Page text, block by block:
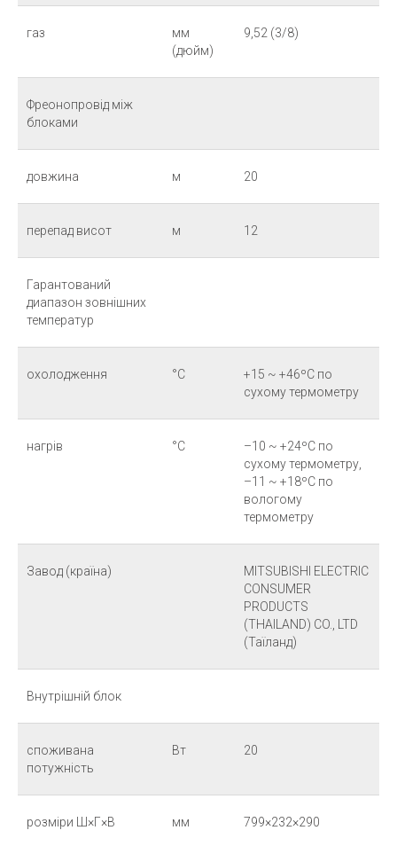
газ
мм
(дюйм)
9,52 (3/8)
Фреонопровід між
блоками
довжина м 20
перепад висот м 12
Гарантований
диапазон зовнішних
температур
охолодження °С
+15 ~ +46ºC по
сухому термометру
нагрів °С
–10 ~ +24ºC по
сухому термометру,
–11 ~ +18ºC по
вологому
термометру
Завод (країна)
MITSUBISHI ELECTRIC
CONSUMER
PRODUCTS
(THAILAND) CO., LTD
(Таїланд)
Внутрішній блок
споживана
потужність
Вт 20
розміри Ш×Г×В мм 799×232×290